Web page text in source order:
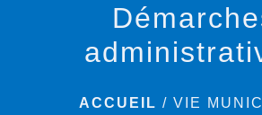
ACCUEIL / VIE